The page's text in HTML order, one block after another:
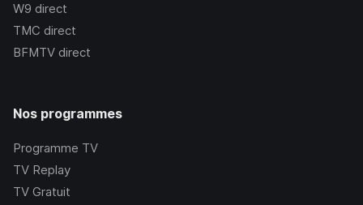
W9 direct
TMC direct
BFMTV direct
Nos programmes
Programme TV
TV Replay
TV Gratuit